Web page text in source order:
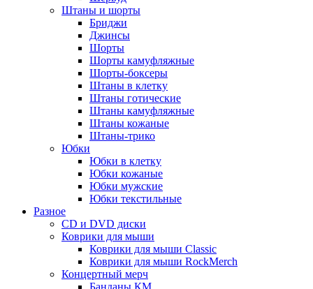
Штаны и шорты
Бриджи
Джинсы
Шорты
Шорты камуфляжные
Шорты-боксеры
Штаны в клетку
Штаны готические
Штаны камуфляжные
Штаны кожаные
Штаны-трико
Юбки
Юбки в клетку
Юбки кожаные
Юбки мужские
Юбки текстильные
Разное
CD и DVD диски
Коврики для мыши
Коврики для мыши Classic
Коврики для мыши RockMerch
Концертный мерч
Банданы КМ